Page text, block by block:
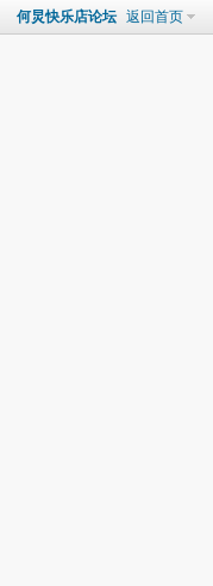
何炅快乐店论坛 返回首页